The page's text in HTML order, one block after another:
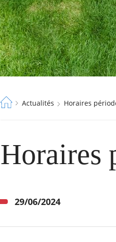
Fil
Actualités Horaires
Horaires
29/06/2024